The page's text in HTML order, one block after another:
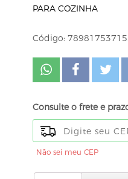
PARA COZINHA
Código:
Consulte o frete e
Não sei meu CEP